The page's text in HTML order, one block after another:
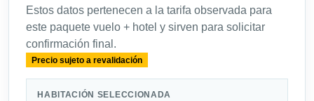
Estos datos pertenecen a la tarifa observada para
este paquete vuelo + hotel y sirven para solicitar
confirmación final.
Precio sujeto a revalidación
HABITACIÓN SELECCIONADA